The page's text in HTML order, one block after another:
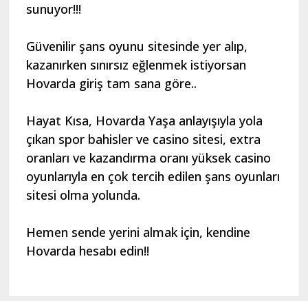
sunuyor!!!
Güvenilir şans oyunu sitesinde yer alıp,
kazanırken sınırsız eğlenmek istiyorsan
Hovarda giriş tam sana göre..
Hayat Kısa, Hovarda Yaşa anlayışıyla yola
çıkan spor bahisler ve casino sitesi, extra
oranları ve kazandırma oranı yüksek casino
oyunlarıyla en çok tercih edilen şans oyunları
sitesi olma yolunda.
Hemen sende yerini almak için, kendine
Hovarda hesabı edin!!